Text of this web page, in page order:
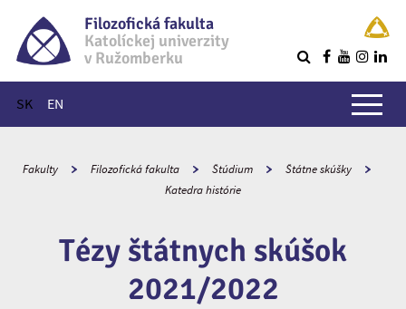
Filozofická fakulta
Katolíckej univerzity
v Ružomberku
SK EN
Hlavné menu
Fakulty Filozofická fakulta Štúdium
Štátne skúšky
Katedra histórie
Tézy štátnych skúšok
2021/2022